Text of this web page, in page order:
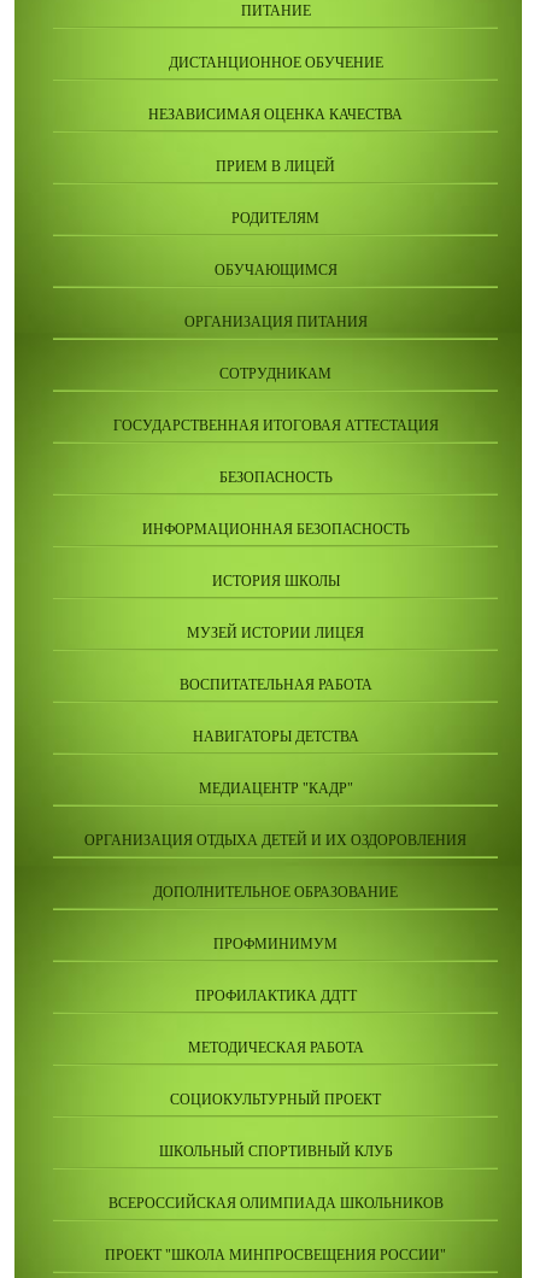
ПИТАНИЕ
ДИСТАНЦИОННОЕ ОБУЧЕНИЕ
НЕЗАВИСИМАЯ ОЦЕНКА КАЧЕСТВА
ПРИЕМ В ЛИЦЕЙ
РОДИТЕЛЯМ
ОБУЧАЮЩИМСЯ
ОРГАНИЗАЦИЯ ПИТАНИЯ
СОТРУДНИКАМ
ГОСУДАРСТВЕННАЯ ИТОГОВАЯ АТТЕСТАЦИЯ
БЕЗОПАСНОСТЬ
ИНФОРМАЦИОННАЯ БЕЗОПАСНОСТЬ
ИСТОРИЯ ШКОЛЫ
МУЗЕЙ ИСТОРИИ ЛИЦЕЯ
ВОСПИТАТЕЛЬНАЯ РАБОТА
НАВИГАТОРЫ ДЕТСТВА
МЕДИАЦЕНТР "КАДР"
ОРГАНИЗАЦИЯ ОТДЫХА ДЕТЕЙ И ИХ ОЗДОРОВЛЕНИЯ
ДОПОЛНИТЕЛЬНОЕ ОБРАЗОВАНИЕ
ПРОФМИНИМУМ
ПРОФИЛАКТИКА ДДТТ
МЕТОДИЧЕСКАЯ РАБОТА
СОЦИОКУЛЬТУРНЫЙ ПРОЕКТ
ШКОЛЬНЫЙ СПОРТИВНЫЙ КЛУБ
ВСЕРОССИЙСКАЯ ОЛИМПИАДА ШКОЛЬНИКОВ
ПРОЕКТ "ШКОЛА МИНПРОСВЕЩЕНИЯ РОССИИ"